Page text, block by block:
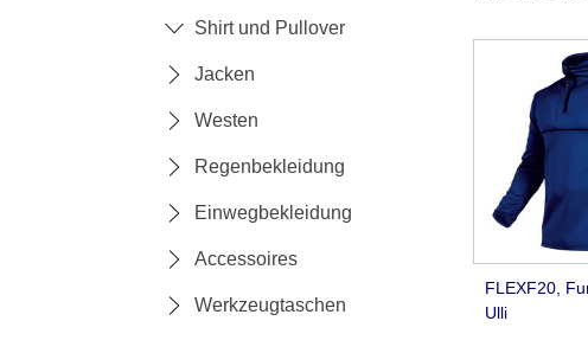
Shirt und Pullover
Jacken
Westen
Regenbekleidung
Einwegbekleidung
Accessoires
Werkzeugtaschen
FLEXF20,
Ulli